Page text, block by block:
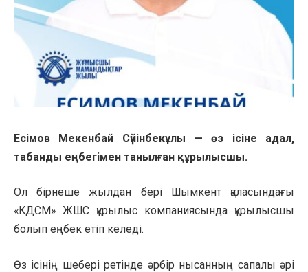
Есімов Мекенбай Сүйінбекұлы — өз ісіне адал,
табанды еңбегімен танылған құрылысшы.
Ол бірнеше жылдан бері Шымкент қаласындағы
«КДСМ» ЖШС құрылыс компаниясында құрылысшы
болып еңбек етіп келеді.
Өз ісінің шебері ретінде әрбір нысанның сапалы әрі